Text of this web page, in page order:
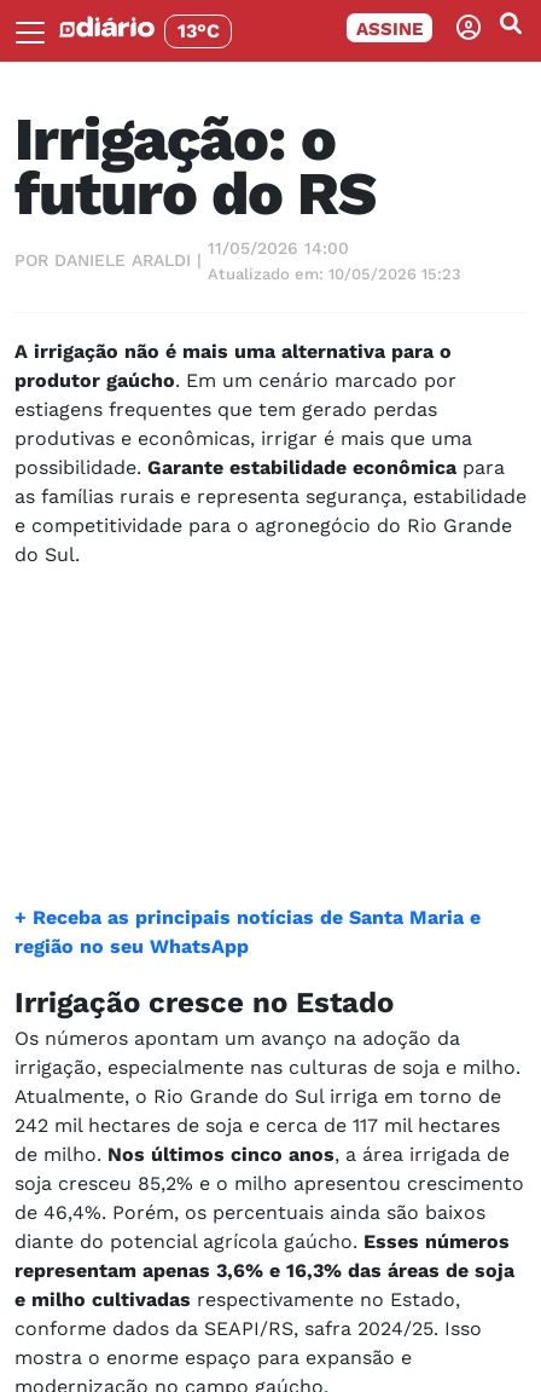
13°C ASSINE
Irrigação: o
futuro do RS
POR DANIELE ARALDI |
11/05/2026 14:00
Atualizado em: 10/05/2026 15:23
A irrigação não é mais uma alternativa para o
produtor gaúcho. Em um cenário marcado por
estiagens frequentes que tem gerado perdas
produtivas e econômicas, irrigar é mais que uma
possibilidade. Garante estabilidade econômica para
as famílias rurais e representa segurança, estabilidade
e competitividade para o agronegócio do Rio Grande
do Sul.
+ Receba as principais notícias de Santa Maria e
região no seu WhatsApp
Irrigação cresce no Estado
Os números apontam um avanço na adoção da
irrigação, especialmente nas culturas de soja e milho.
Atualmente, o Rio Grande do Sul irriga em torno de
242 mil hectares de soja e cerca de 117 mil hectares
de milho. Nos últimos cinco anos, a área irrigada de
soja cresceu 85,2% e o milho apresentou crescimento
de 46,4%. Porém, os percentuais ainda são baixos
diante do potencial agrícola gaúcho. Esses números
representam apenas 3,6% e 16,3% das áreas de soja
e milho cultivadas respectivamente no Estado,
conforme dados da SEAPI/RS, safra 2024/25. Isso
mostra o enorme espaço para expansão e
modernização no campo gaúcho.